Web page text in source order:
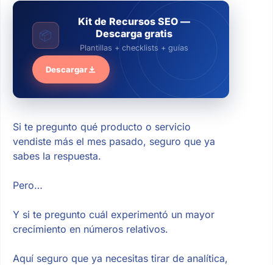
📦
Kit de Recursos SEO —
Descarga gratis
Plantillas + checklists + guías
Descargar
Si te pregunto qué producto o servicio
vendiste más el mes pasado, seguro que ya
sabes la respuesta.
Pero…
Y si te pregunto cuál experimentó un mayor
crecimiento en números relativos.
Aquí seguro que ya necesitas tirar de analítica,